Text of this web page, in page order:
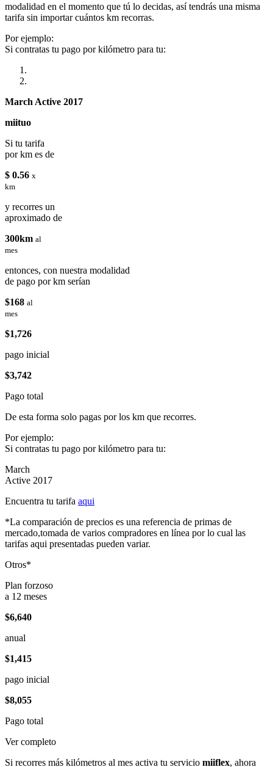
modalidad en el momento que tú lo decidas, así tendrás una misma
tarifa sin importar cuántos km recorras.
Por ejemplo:
Si contratas tu pago por kilómetro para tu:
March Active 2017
miituo
Si tu tarifa
por km es de
$ 0.56 x
km
y recorres un
aproximado de
300km al
mes
entonces, con nuestra modalidad
de pago por km serían
$168 al
mes
$1,726
pago inicial
$3,742
Pago total
De esta forma solo pagas por los km que recorres.
Por ejemplo:
Si contratas tu pago por kilómetro para tu:
March
Active 2017
Encuentra tu tarifa aqui
*La comparación de precios es una referencia de primas de
mercado,tomada de varios compradores en línea por lo cual las
tarifas aqui presentadas pueden variar.
Otros*
Plan forzoso
a 12 meses
$6,640
anual
$1,415
pago inicial
$8,055
Pago total
Ver completo
Si recorres más kilómetros al mes activa tu servicio miiflex, ahora